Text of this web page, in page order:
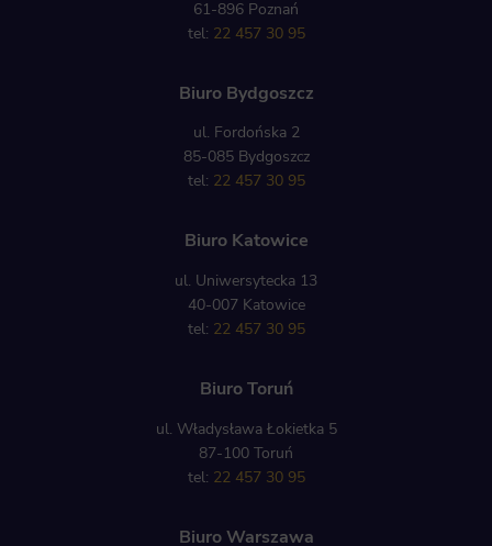
61-896 Poznań
tel: 22 457 30 95
Biuro Bydgoszcz
ul. Fordońska 2
85-085 Bydgoszcz
tel: 22 457 30 95
Biuro Katowice
ul. Uniwersytecka 13
40-007 Katowice
tel: 22 457 30 95
Biuro Toruń
ul. Władysława Łokietka 5
87-100 Toruń
tel: 22 457 30 95
Biuro Warszawa